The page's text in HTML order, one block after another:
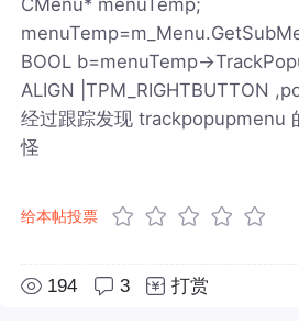
BOOL b=menuTemp-
ALIGN |TPM_RIGHTBUTTON
经过跟踪发现 trackpopupmenu
怪
给本帖投票
194 3 打赏